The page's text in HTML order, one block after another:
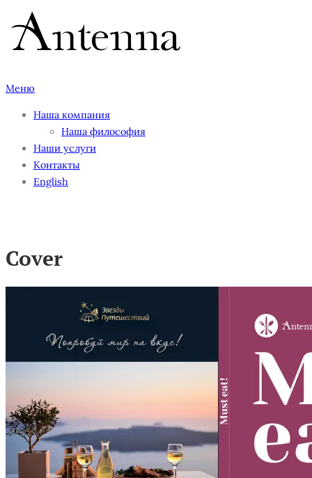
Перейти
содержимому
Меню
Наша компания
Наша философия
Наши услуги
Контакты
English
Cover